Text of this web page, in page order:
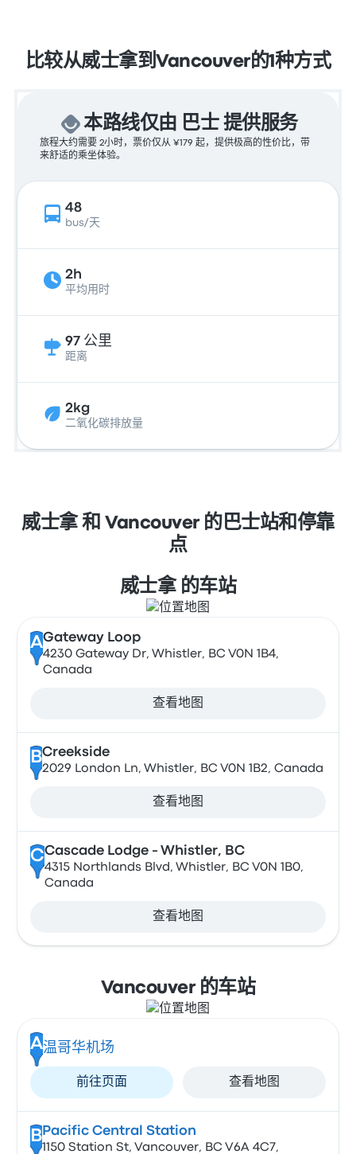
比较从威士拿到Vancouver的1种方式
本路线仅由 巴士 提供服务
旅程大约需要 2小时，票价仅从 ¥179 起，提供极高的性价比，带
来舒适的乘坐体验。
48
bus/天
2h
平均用时
97 公里
距离
2kg
二氧化碳排放量
威士拿 和 Vancouver 的巴士站和停靠
点
威士拿 的车站
AGateway Loop
4230 Gateway Dr, Whistler, BC V0N 1B4,
Canada
查看地图
BCreekside
2029 London Ln, Whistler, BC V0N 1B2, Canada
查看地图
CCascade Lodge - Whistler, BC
4315 Northlands Blvd, Whistler, BC V0N 1B0,
Canada
查看地图
Vancouver 的车站
A温哥华机场
前往页面 查看地图
B Pacific Central Station
1150 Station St, Vancouver, BC V6A 4C7,